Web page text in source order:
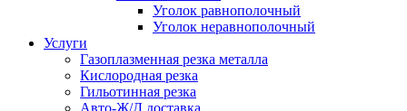
Уголок равнополочный
Уголок неравнополочный
Услуги
Газоплазменная резка металла
Кислородная резка
Гильотинная резка
Авто-Ж/Д доставка